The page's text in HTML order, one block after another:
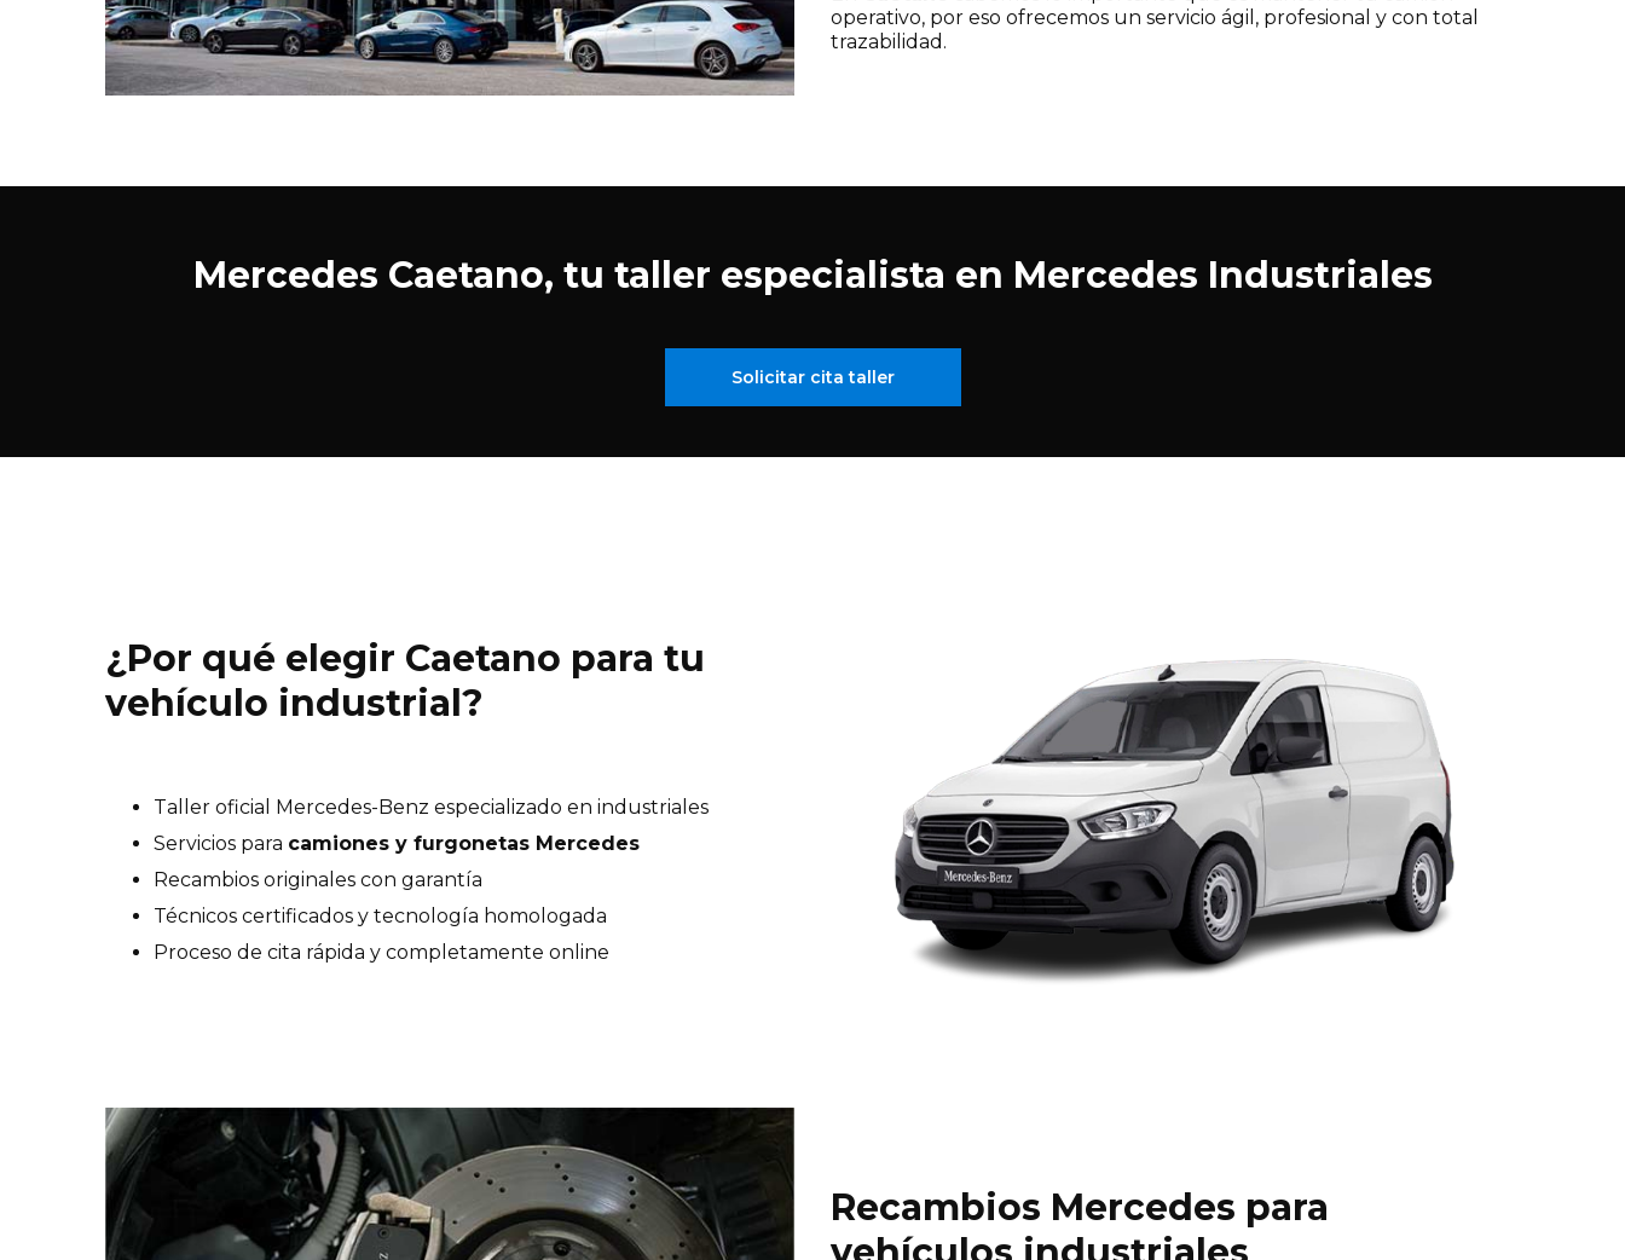
operativo, por eso ofrecemos un servicio ágil, profesional y con total
trazabilidad.
Mercedes Caetano, tu taller especialista en Mercedes Industriales
Solicitar cita taller
¿Por qué elegir Caetano para tu
vehículo industrial?
Taller oficial Mercedes-Benz especializado en industriales
Servicios para camiones y furgonetas Mercedes
Recambios originales con garantía
Técnicos certificados y tecnología homologada
Proceso de cita rápida y completamente online
Recambios Mercedes para